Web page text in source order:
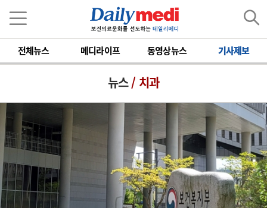
전체뉴스 메디라이프 동영상뉴스 기사제보
뉴스/ 치과